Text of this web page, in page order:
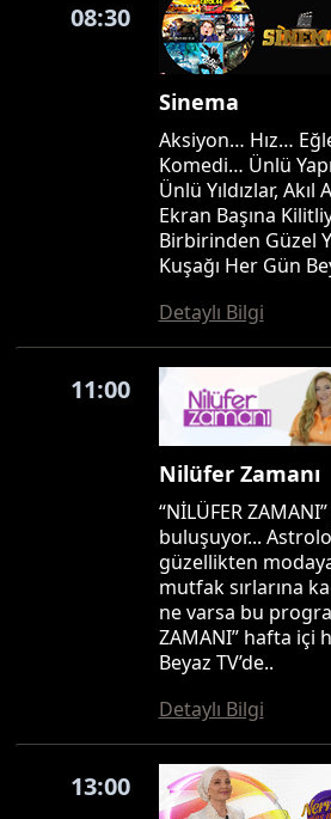
08:30
Sinema
Aksiyon… Hız…
Komedi… Ünlü
Ünlü Yıldızlar,
Ekran Başına
Birbirinden Güzel
Kuşağı Her Gün
Detaylı Bilgi
11:00
Nilüfer Zamanı
“NİLÜFER
buluşuyor...
güzellikten
mutfak sırlarına
ne varsa bu
ZAMANI” hafta içi
Beyaz TV’de..
Detaylı Bilgi
13:00